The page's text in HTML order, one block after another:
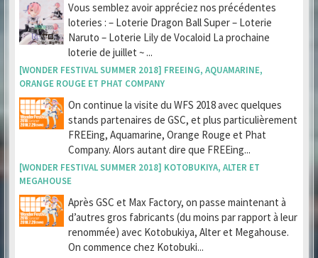
Vous semblez avoir appréciez nos précédentes
loteries : – Loterie Dragon Ball Super – Loterie
Naruto – Loterie Lily de Vocaloid La prochaine
loterie de juillet ~ ...
[WONDER FESTIVAL SUMMER 2018] FREEING, AQUAMARINE,
ORANGE ROUGE ET PHAT COMPANY
On continue la visite du WFS 2018 avec quelques
stands partenaires de GSC, et plus particulièrement
FREEing, Aquamarine, Orange Rouge et Phat
Company. Alors autant dire que FREEing...
[WONDER FESTIVAL SUMMER 2018] KOTOBUKIYA, ALTER ET
MEGAHOUSE
Après GSC et Max Factory, on passe maintenant à
d’autres gros fabricants (du moins par rapport à leur
renommée) avec Kotobukiya, Alter et Megahouse.
On commence chez Kotobuki...